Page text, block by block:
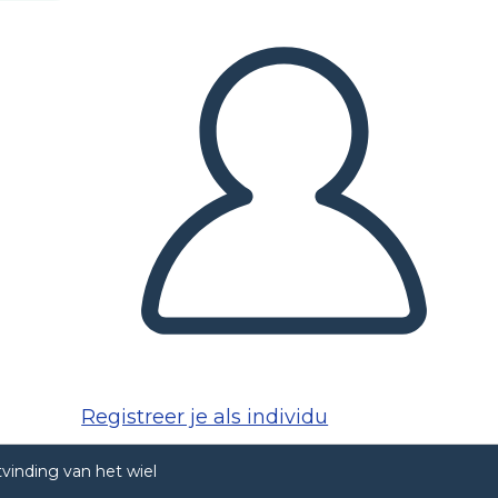
Registreer je als individu
van het wiel